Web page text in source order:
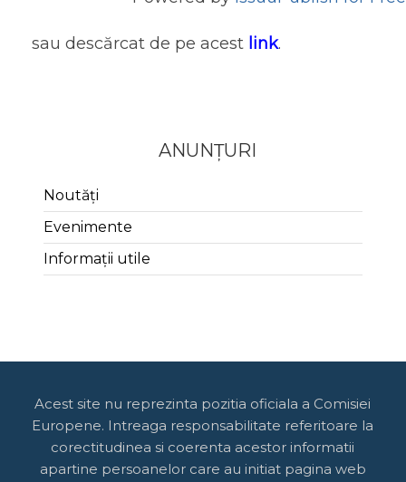
sau descărcat de pe acest link.
ANUNȚURI
Noutăți
Evenimente
Informații utile
Acest site nu reprezinta pozitia oficiala a Comisiei
Europene. Intreaga responsabilitate referitoare la
corectitudinea si coerenta acestor informatii
apartine persoanelor care au initiat pagina web